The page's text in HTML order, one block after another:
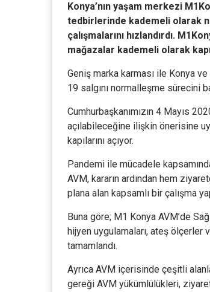
Konya’nın yaşam merkezi
tedbirlerinde kademeli olarak
çalışmalarını hızlandırdı.
mağazalar kademeli olarak
Geniş marka karması ile Konya
19 salgını normalleşme sürecini
Cumhurbaşkanımızın 4 Mayıs
açılabileceğine ilişkin önerisine
kapılarını açıyor.
Pandemi ile mücadele
AVM, kararın ardından hem
plana alan kapsamlı bir çalışma
Buna göre; M1 Konya AVM’de
hijyen uygulamaları, ateş ölçerler
tamamlandı.
Ayrıca AVM içerisinde çeşitli
gereği AVM yükümlülükleri,